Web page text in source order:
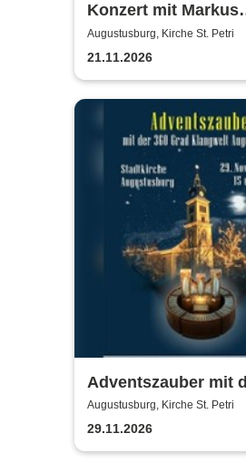
Konzert mit Markus
Kaufmann - Bilder
Ausstellung
Augustusburg, Kirche St. Petri
21.11.2026
Adventszauber mit
Grad Klangwelt |
Weihnachtskonzert
360-Grad-Orgel
Augustusburg, Kirche St. Petri
29.11.2026